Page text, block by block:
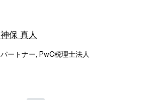
神保 真人
パートナー, PwC税理士法人